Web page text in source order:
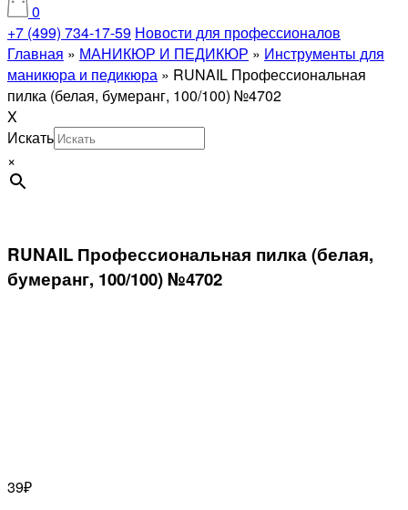
0
+7 (499) 734-17-59 Новости для профессионалов
Главная » МАНИКЮР И ПЕДИКЮР » Инструменты для
маникюра и педикюра » RUNAIL Профессиональная
пилка (белая, бумеранг, 100/100) №4702
X
Искать
×
RUNAIL Профессиональная пилка (белая,
бумеранг, 100/100) №4702
39₽